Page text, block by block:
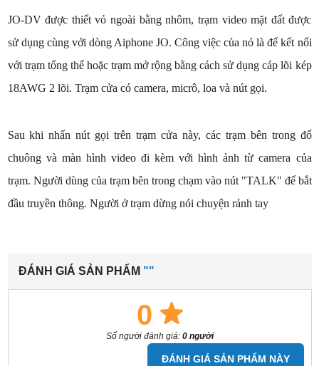
JO-DV được thiết vỏ ngoài bằng nhôm, trạm video mặt đất được
sử dụng cùng với dòng Aiphone JO. Công việc của nó là để kết nối
với trạm tổng thể hoặc trạm mở rộng bằng cách sử dụng cáp lõi kép
18AWG 2 lõi. Trạm cửa có camera, micrô, loa và nút gọi.
Sau khi nhấn nút gọi trên trạm cửa này, các trạm bên trong đổ
chuông và màn hình video đi kèm với hình ảnh từ camera của
trạm. Người dùng của trạm bên trong chạm vào nút "TALK" để bắt
đầu truyền thông. Người ở trạm dừng nói chuyện rảnh tay
ĐÁNH GIÁ SẢN PHẨM ""
0
Số người đánh giá: 0 người
ĐÁNH GIÁ SẢN PHẨM NÀY